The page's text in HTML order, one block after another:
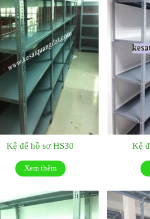
Kệ để hồ sơ HS30
Xem thêm
Kệ